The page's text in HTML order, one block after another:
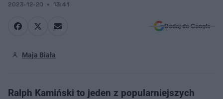
2023-12-20 13:41
Dodaj do Google
Maja Biała
Ralph Kamiński to jeden z popularniejszych